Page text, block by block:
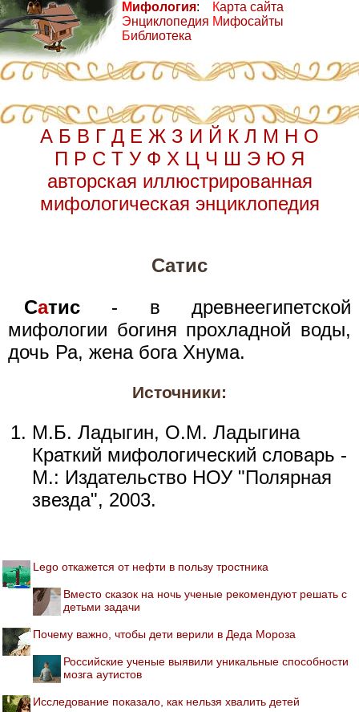
Мифология:
Энциклопедия
Библиотека
Карта сайта
Мифосайты
А Б В Г Д Е Ж З И Й К Л М Н О
П Р С Т У Ф Х Ц Ч Ш Э Ю Я
авторская иллюстрированная
мифологическая энциклопедия
Сатис
Сатис - в древнеегипетской
мифологии богиня прохладной воды,
дочь Ра, жена бога Хнума.
Источники:
М.Б. Ладыгин, О.М. Ладыгина
Краткий мифологический словарь -
М.: Издательство НОУ "Полярная
звезда", 2003.
Lego откажется от нефти в пользу тростника
Вместо сказок на ночь ученые рекомендуют решать с
детьми задачи
Почему важно, чтобы дети верили в Деда Мороза
Российские ученые выявили уникальные способности
мозга аутистов
Исследование показало, как нельзя хвалить детей